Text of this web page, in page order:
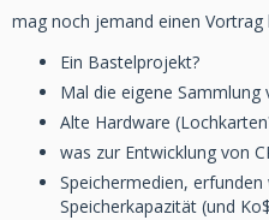
mag noch jemand einen Vortrag
Ein Bastelprojekt?
Mal die eigene Sammlung
Alte Hardware
was zur Entwicklung von
Speichermedien,
Speicherkapazität (und